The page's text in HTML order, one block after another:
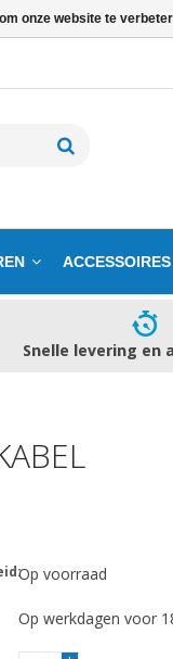
ACCESSOIRES
Snelle levering en
Op voorraad
Op werkdagen voor
onze website te